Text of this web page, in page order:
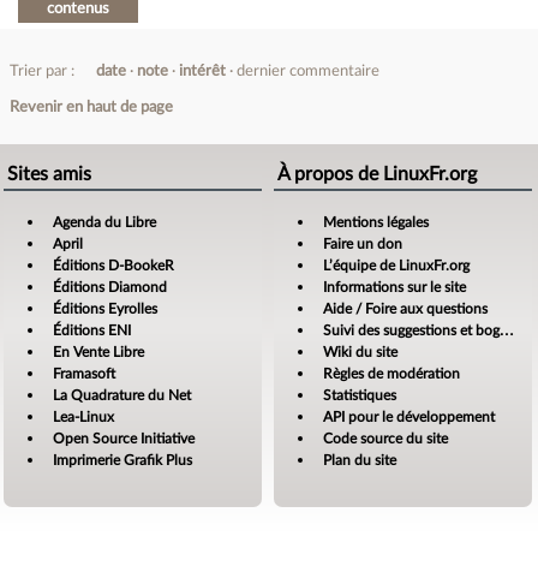
contenus
Trier par : date note intérêt dernier commentaire
Revenir en haut de page
Sites amis
Agenda du Libre
April
Éditions D-BookeR
Éditions Diamond
Éditions Eyrolles
Éditions ENI
En Vente Libre
Framasoft
La Quadrature du Net
Lea-Linux
Open Source Initiative
Imprimerie Grafik Plus
À propos de LinuxFr.org
Mentions légales
Faire un don
L’équipe de LinuxFr.org
Informations sur le site
Aide / Foire aux questions
Suivi des suggestions et bogues
Wiki du site
Règles de modération
Statistiques
API pour le développement
Code source du site
Plan du site